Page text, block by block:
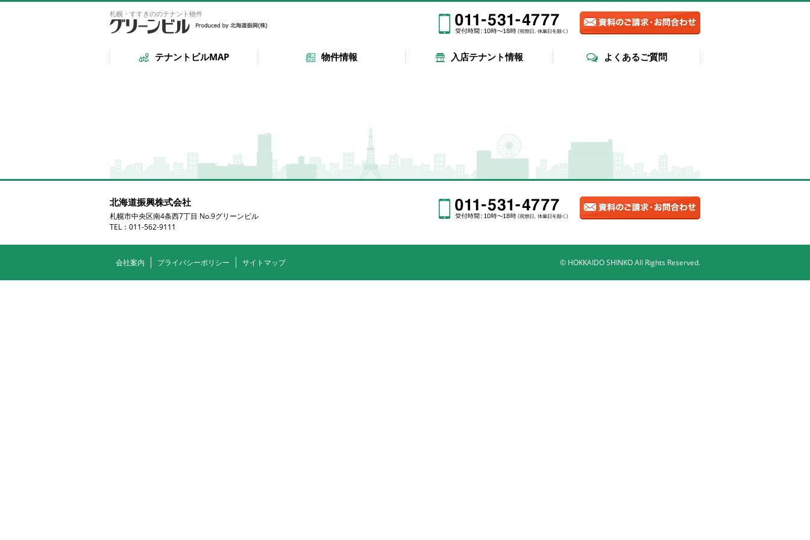
札幌・すすきののテナント物件
テナントビルMAP 物件情報 入店テナント情報 よくあるご質問
北海道振興株式会社
札幌市中央区南4条西7丁目 No.9グリーンビル
TEL：011-562-9111
会社案内 プライバシーポリシー サイトマップ © HOKKAIDO SHINKO All Rights Reserved.